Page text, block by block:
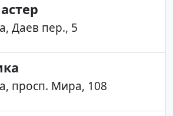
Даев пер., 5
просп. Мира, 108